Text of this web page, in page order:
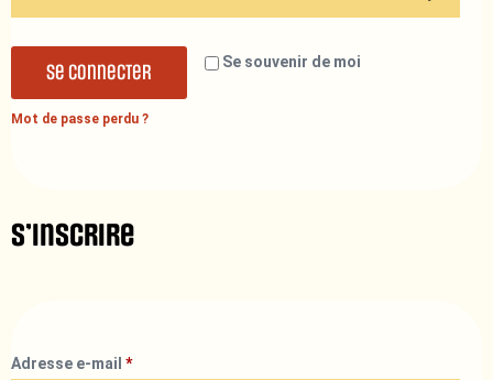
Se souvenir de moi
Se connecter
Mot de passe perdu ?
S’inscrire
Adresse e-mail *